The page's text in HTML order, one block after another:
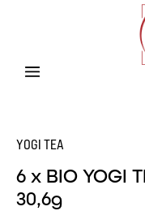
YOGI TEA
6 x BIO YOGI
30,6g